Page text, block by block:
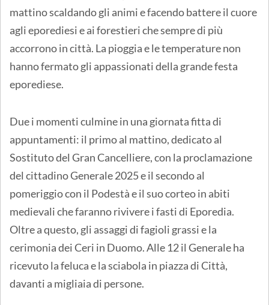
mattino scaldando gli animi e facendo battere il cuore
agli eporediesi e ai forestieri che sempre di più
accorrono in città. La pioggia e le temperature non
hanno fermato gli appassionati della grande festa
eporediese.
Due i momenti culmine in una giornata fitta di
appuntamenti: il primo al mattino, dedicato al
Sostituto del Gran Cancelliere, con la proclamazione
del cittadino Generale 2025 e il secondo al
pomeriggio con il Podestà e il suo corteo in abiti
medievali che faranno rivivere i fasti di Eporedia.
Oltre a questo, gli assaggi di fagioli grassi e la
cerimonia dei Ceri in Duomo. Alle 12 il Generale ha
ricevuto la feluca e la sciabola in piazza di Città,
davanti a migliaia di persone.